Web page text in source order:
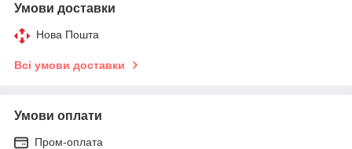
Умови доставки
Нова Пошта
Всі умови доставки
Умови оплати
Пром-оплата